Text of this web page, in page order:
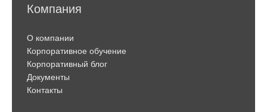
Компания
О компании
Корпоративное обучение
Корпоративный блог
Документы
Контакты